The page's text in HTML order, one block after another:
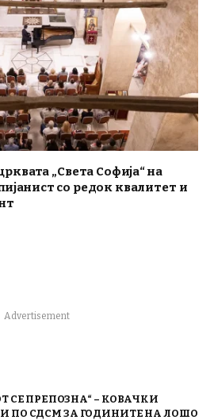
„Света Софија“ на
со редок квалитет и
Advertisement
СЕ ПРЕПОЗНА“ – КОВАЧКИ
ПО СДСМ ЗА ГОДИНИТЕ НА ЛОШО